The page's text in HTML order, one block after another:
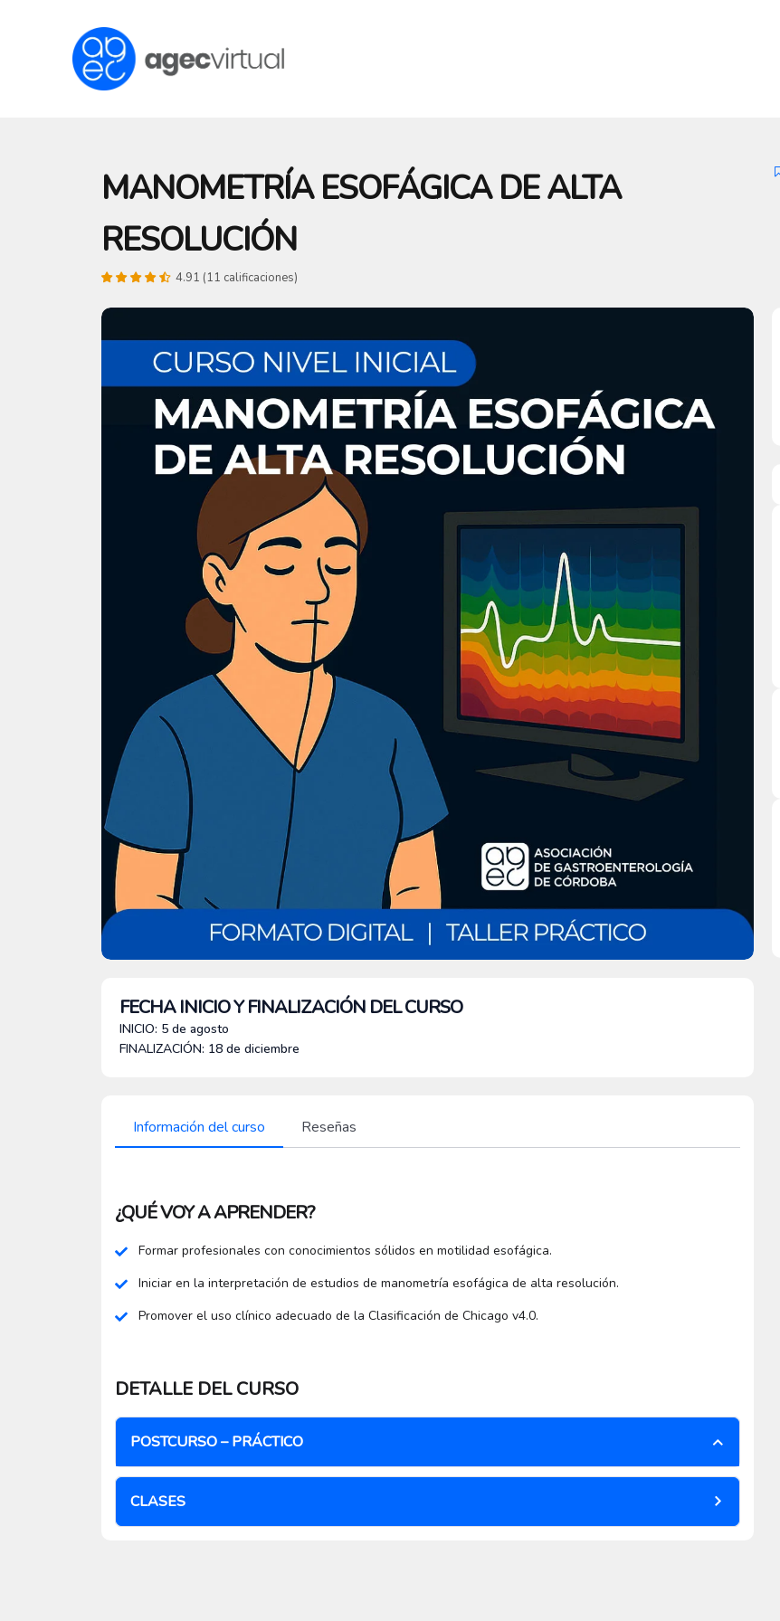
MANOMETRÍA ESOFÁGICA DE ALTA
RESOLUCIÓN
4.91 (11 calificaciones)
FECHA INICIO Y FINALIZACIÓN DEL CURSO
INICIO: 5 de agosto
FINALIZACIÓN: 18 de diciembre
Información del curso Reseñas
¿QUÉ VOY A APRENDER?
Formar profesionales con conocimientos sólidos en motilidad esofágica.
Iniciar en la interpretación de estudios de manometría esofágica de alta resolución.
Promover el uso clínico adecuado de la Clasificación de Chicago v4.0.
DETALLE DEL CURSO
POSTCURSO – PRÁCTICO
CLASES